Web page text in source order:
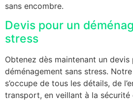
sans encombre.
Devis pour un
stress
Obtenez dès maintenant un
déménagement sans stress.
s’occupe de tous les détails, de
transport, en veillant à la